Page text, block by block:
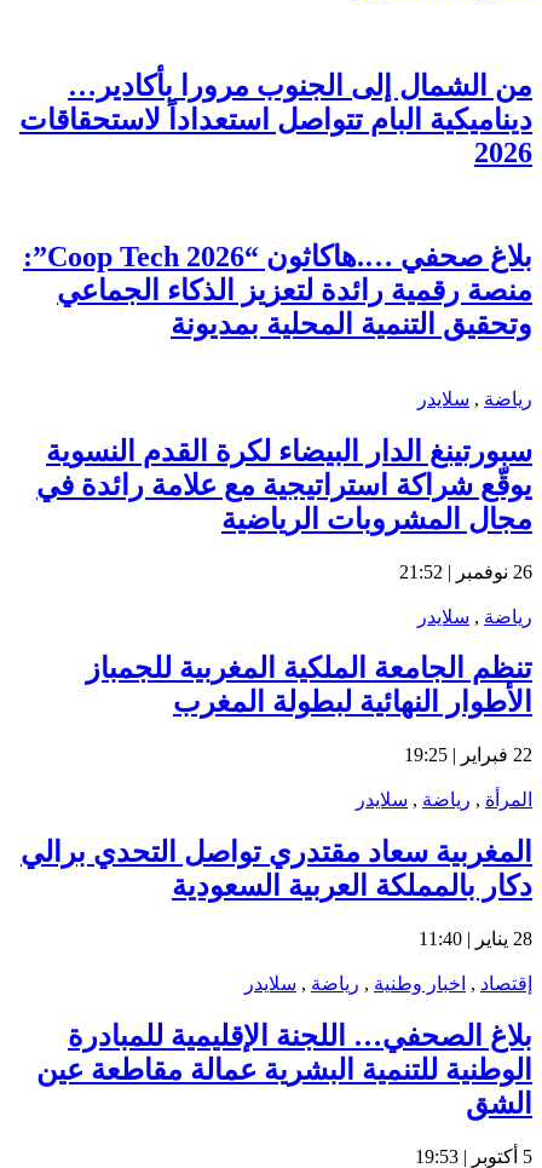
من الشمال إلى الجنوب مرورا بأكادير…
ديناميكية البام تتواصل استعداداً لاستحقاقات
2026
بلاغ صحفي ….هاكاثون “Coop Tech 2026”:
منصة رقمية رائدة لتعزيز الذكاء الجماعي
وتحقيق التنمية المحلية بمديونة
رياضة , سلايدر
سبورتينغ الدار البيضاء لكرة القدم النسوية
يوقّع شراكة استراتيجية مع علامة رائدة في
مجال المشروبات الرياضية
26 نوفمبر | 21:52
رياضة , سلايدر
تنظم الجامعة الملكية المغربية للجمباز
الأطوار النهائية لبطولة المغرب
22 فبراير | 19:25
المرأة , رياضة , سلايدر
المغربية سعاد مقتدري تواصل التحدي برالي
دكار بالمملكة العربية السعودية
28 يناير | 11:40
إقتصاد , اخبار وطنية , رياضة , سلايدر
بلاغ الصحفي… اللجنة الإقليمية للمبادرة
الوطنية للتنمية البشرية عمالة مقاطعة عين
الشق
5 أكتوبر | 19:53